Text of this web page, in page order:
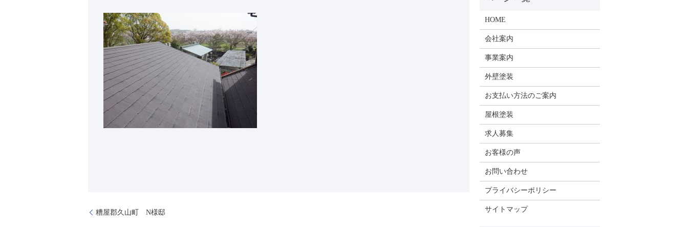
糟屋郡久山町 N様邸
HOME
会社案内
事業案内
外壁塗装
お支払い方法のご案内
屋根塗装
求人募集
お客様の声
お問い合わせ
プライバシーポリシー
サイトマップ